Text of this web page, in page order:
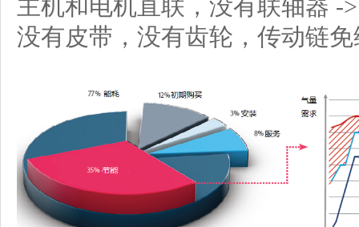
主机和电机直联，没有联轴器 -
没有皮带，没有齿轮，传动链免